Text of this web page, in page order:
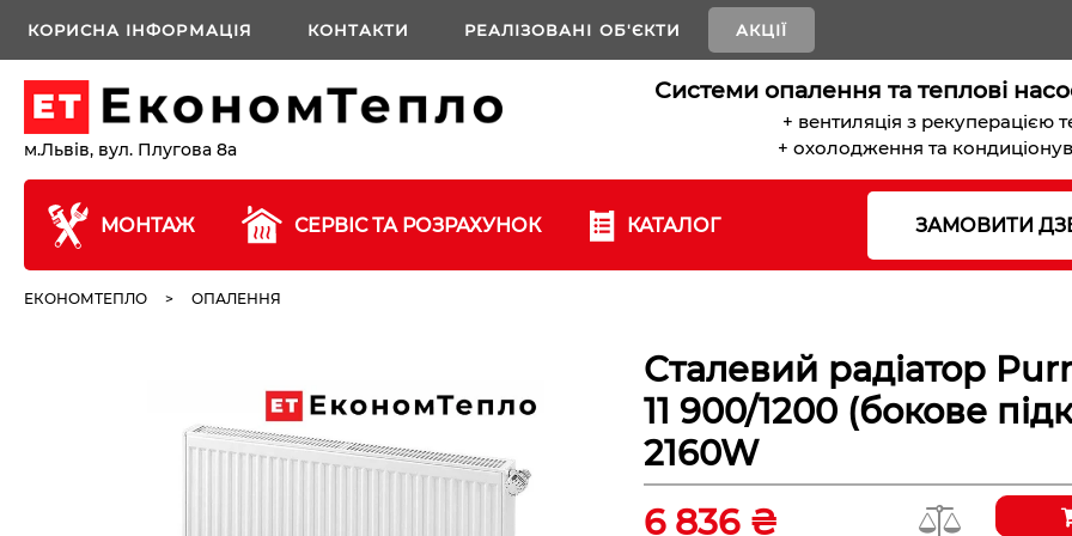
КОРИСНА ІНФОРМАЦІЯ КОНТАКТИ РЕАЛІЗОВАНІ ОБ'ЄКТИ АКЦІЇ
м.Львів, вул. Плугова 8а
Системи опалення та теплові
+ вентиляція з рекуперацією
+ охолодження та
МОНТАЖ СЕРВІС ТА РОЗРАХУНОК КАТАЛОГ ЗАМОВИТИ
ЕКОНОМТЕПЛО > ОПАЛЕННЯ
Сталевий радіатор
11 900/1200 (бокове
2160W
6 836 ₴